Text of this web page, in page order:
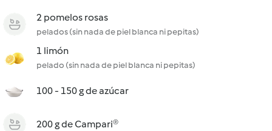
2 pomelos rosas
pelados (sin nada de piel blanca ni pepitas)
1 limón
pelado (sin nada de piel blanca ni pepitas)
100 - 150 g de azúcar
200 g de Campari®